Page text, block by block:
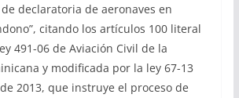
declaratoria de aeronaves en
citando los artículos 100 literal
491-06 de Aviación Civil de la
y modificada por la ley 67-13
2013, que instruye el proceso de